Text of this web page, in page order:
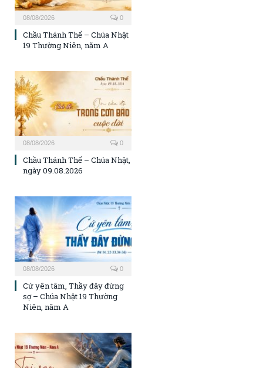
08/08/2026 0
Chầu Thánh Thể – Chúa Nhật
19 Thường Niên, năm A
08/08/2026 0
Chầu Thánh Thể – Chúa Nhật,
ngày 09.08.2026
08/08/2026 0
Cứ yên tâm, Thầy đây đừng
sợ – Chúa Nhật 19 Thường
Niên, năm A